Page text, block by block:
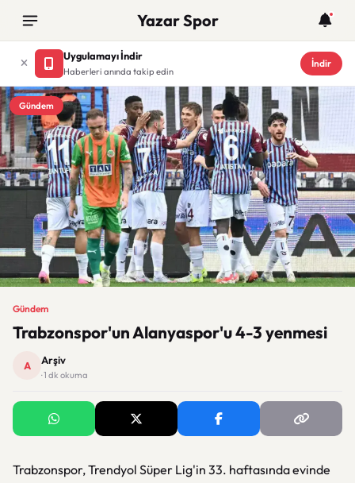
Yazar Spor
Uygulamayı İndir
Haberleri anında takip edin
İndir
Gündem
Gündem
Trabzonspor'un Alanyaspor'u 4-3 yenmesi
A Arşiv
· 1 dk okuma
Trabzonspor, Trendyol Süper Lig'in 33. haftasında evinde